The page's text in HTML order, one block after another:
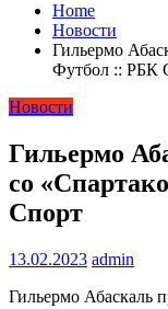
Home
Новости
Гильермо
Футбол :: РБК
Новости
Гильермо
со
Спорт
13.02.2023 admin
Гильермо Абаскаль